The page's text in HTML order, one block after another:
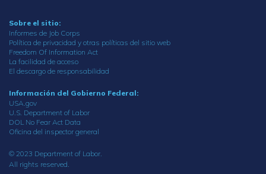
Sobre el sitio:
Informes de Job Corps
Política de privacidad y otras políticas del sitio web
Freedom Of Information Act
La facilidad de acceso
El descargo de responsabilidad
Información del Gobierno Federal:
USA.gov
U.S. Department of Labor
DOL No Fear Act Data
Oficina del inspector general
© 2023 Department of Labor.
All rights reserved.